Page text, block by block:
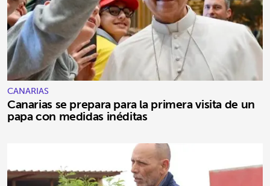
CANARIAS
Canarias se prepara para la primera visita de un
papa con medidas inéditas